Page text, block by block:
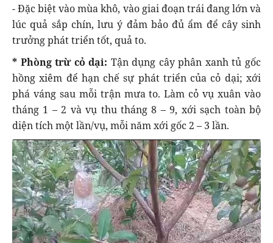
- Đặc biệt vào mùa khô, vào giai đoạn trái đang lớn và
lúc quả sắp chín, lưu ý đảm bảo đủ ẩm để cây sinh
trưởng phát triển tốt, quả to.
* Phòng trừ cỏ dại: Tận dụng cây phân xanh tủ gốc
hồng xiêm để hạn chế sự phát triển của cỏ dại; xới
phá váng sau mỗi trận mưa to. Làm cỏ vụ xuân vào
tháng 1 – 2 và vụ thu tháng 8 – 9, xới sạch toàn bộ
diện tích một lần/vụ, mỗi năm xới gốc 2 – 3 lần.